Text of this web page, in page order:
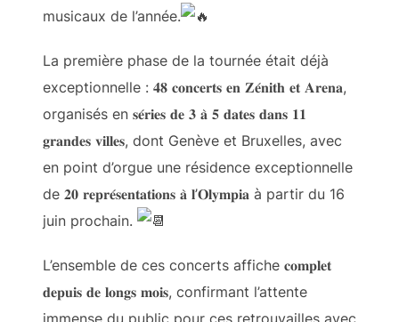
musicaux de l’année.
La première phase de la tournée était déjà
exceptionnelle : 𝟒𝟖 𝐜𝐨𝐧𝐜𝐞𝐫𝐭𝐬 𝐞𝐧 𝐙𝐞́𝐧𝐢𝐭𝐡 𝐞𝐭 𝐀𝐫𝐞𝐧𝐚,
organisés en 𝐬𝐞́𝐫𝐢𝐞𝐬 𝐝𝐞 𝟑 𝐚̀ 𝟓 𝐝𝐚𝐭𝐞𝐬 𝐝𝐚𝐧𝐬 𝟏𝟏
𝐠𝐫𝐚𝐧𝐝𝐞𝐬 𝐯𝐢𝐥𝐥𝐞𝐬, dont Genève et Bruxelles, avec
en point d’orgue une résidence exceptionnelle
de 𝟐𝟎 𝐫𝐞𝐩𝐫𝐞́𝐬𝐞𝐧𝐭𝐚𝐭𝐢𝐨𝐧𝐬 𝐚̀ 𝐥’𝐎𝐥𝐲𝐦𝐩𝐢𝐚 à partir du 16
juin prochain.
L’ensemble de ces concerts affiche 𝐜𝐨𝐦𝐩𝐥𝐞𝐭
𝐝𝐞𝐩𝐮𝐢𝐬 𝐝𝐞 𝐥𝐨𝐧𝐠𝐬 𝐦𝐨𝐢𝐬, confirmant l’attente